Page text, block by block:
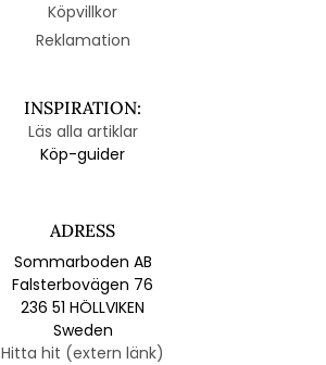
Köpvillkor
Reklamation
INSPIRATION:
Läs alla artiklar
Köp-guider
ADRESS
Sommarboden AB
Falsterbovägen 76
236 51 HÖLLVIKEN
Sweden
Hitta hit (extern länk)